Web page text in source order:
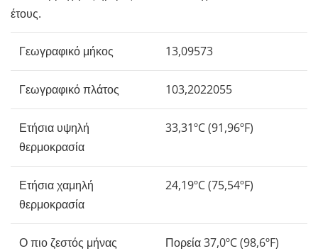
έτους.
Γεωγραφικό μήκος 13,09573
Γεωγραφικό πλάτος 103,2022055
Ετήσια υψηλή
θερμοκρασία
33,31ºC (91,96ºF)
Ετήσια χαμηλή
θερμοκρασία
24,19ºC (75,54ºF)
Ο πιο ζεστός μήνας Πορεία 37,0ºC (98,6ºF)